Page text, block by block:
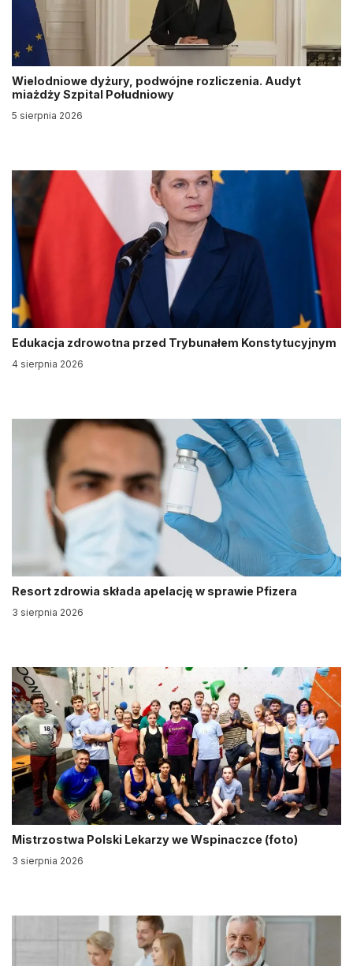
Wielodniowe dyżury, podwójne rozliczenia. Audyt
miażdży Szpital Południowy
5 sierpnia 2026
Edukacja zdrowotna przed Trybunałem Konstytucyjnym
4 sierpnia 2026
Resort zdrowia składa apelację w sprawie Pfizera
3 sierpnia 2026
Mistrzostwa Polski Lekarzy we Wspinaczce (foto)
3 sierpnia 2026